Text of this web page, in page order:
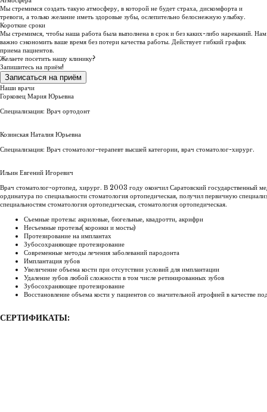
Мы стремимся создать такую атмосферу, в которой не будет страха, дискомфорта и
тревоги, а только желание иметь здоровые зубы, ослепительно белоснежную улыбку.
Короткие сроки
Мы стремимся, чтобы наша работа была выполнена в срок и без каких-либо нареканий. Нам
важно сэкономить ваше время без потери качества работы. Действует гибкий график
приема пациентов.
Желаете посетить нашу клинику?
Запишитесь на приём!
Записаться на приём
Наши врачи
Горковец Мария Юрьевна
Специализация: Врач ортодонт
Козинская Наталия Юрьевна
Специализация: Врач стоматолог-терапевт высшей категории, врач стоматолог-хирург.
Ильин Евгений Игоревич
Врач стоматолог-ортопед, хирург. В 2003 году окончил Саратовский государственный
ординатура по специальности стоматология ортопедическая, получил первичную
специальностям стоматология ортопедическая, стоматология ортопедическая.
Съемные протезы: акриловые, бюгельные, квадротти, акрифри
Несъемные протезы( коронки и мосты)
Протезирование на имплантах
Зубосохраняющее протезирование
Современные методы лечения заболеваний пародонта
Имплантация зубов
Увеличение объема кости при отсутствии условий для имплантации
Удаление зубов любой сложности в том числе ретинированных зубов
Зубосохраняющее протезирование
Восстановление объема кости у пациентов со значительной атрофией в качестве
СЕРТИФИКАТЫ: